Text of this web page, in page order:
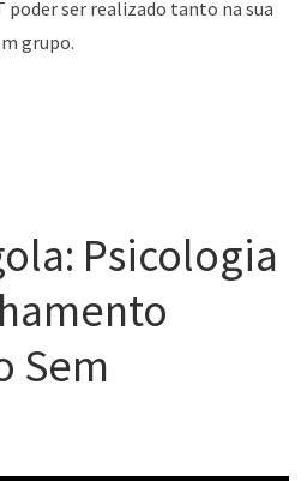
ser realizado tanto na sua
grupo.
Psicologia
Sem